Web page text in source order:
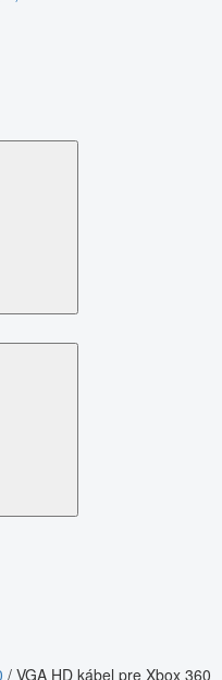
/ VGA HD kábel pre Xbox 360